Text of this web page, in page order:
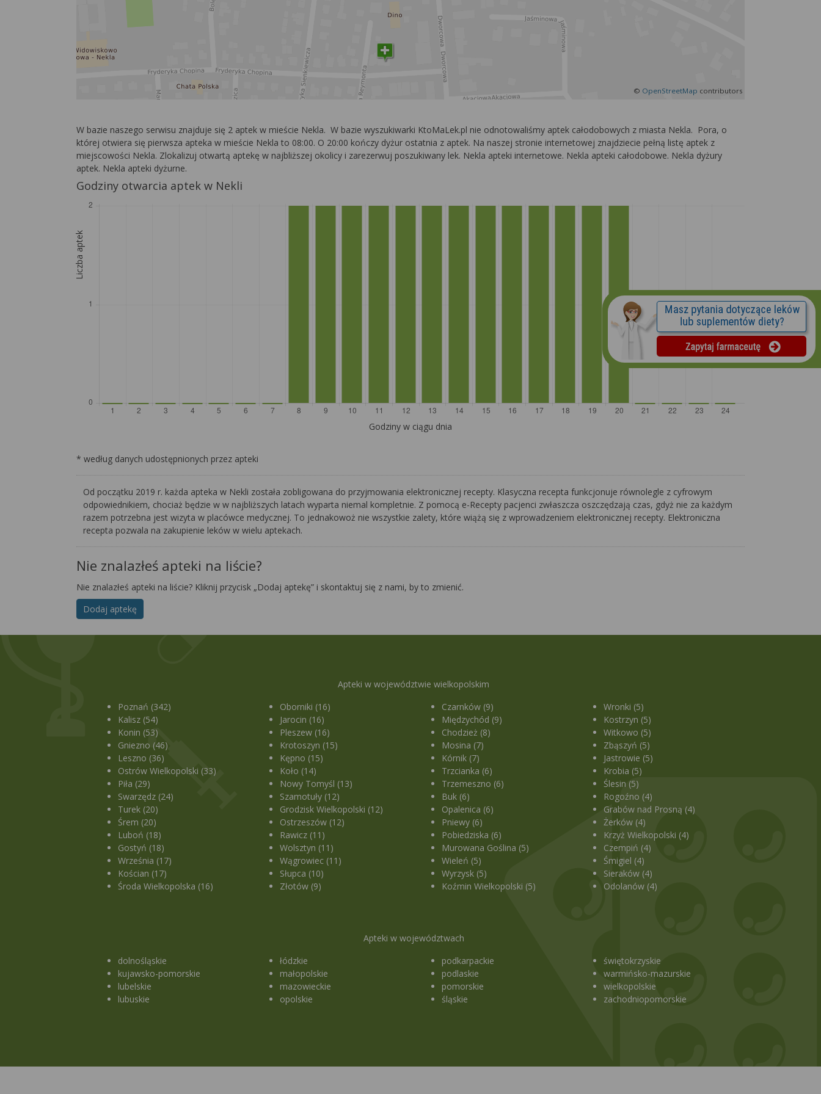
© OpenStreetMap contributors
W bazie naszego serwisu znajduje się 2 aptek w mieście Nekla. W bazie wyszukiwarki KtoMaLek.pl nie odnotowaliśmy aptek całodobowych z miasta Nekla. Pora, o
której otwiera się pierwsza apteka w mieście Nekla to 08:00. O 20:00 kończy dyżur ostatnia z aptek. Na naszej stronie internetowej znajdziecie pełną listę aptek z
miejscowości Nekla. Zlokalizuj otwartą aptekę w najbliższej okolicy i zarezerwuj poszukiwany lek. Nekla apteki internetowe. Nekla apteki całodobowe. Nekla dyżury
aptek. Nekla apteki dyżurne.
Godziny otwarcia aptek w Nekli
Liczba aptek
Godziny w ciągu dnia
* według danych udostępnionych przez apteki
Od początku 2019 r. każda apteka w Nekli została zobligowana do przyjmowania elektronicznej recepty. Klasyczna recepta funkcjonuje równolegle z cyfrowym
odpowiednikiem, chociaż będzie w w najbliższych latach wyparta niemal kompletnie. Z pomocą e-Recepty pacjenci zwłaszcza oszczędzają czas, gdyż nie za każdym
razem potrzebna jest wizyta w placówce medycznej. To jednakowoż nie wszystkie zalety, które wiążą się z wprowadzeniem elektronicznej recepty. Elektroniczna
recepta pozwala na zakupienie leków w wielu aptekach.
Nie znalazłeś apteki na liście?
Nie znalazłeś apteki na liście? Kliknij przycisk „Dodaj aptekę” i skontaktuj się z nami, by to zmienić.
Dodaj aptekę
Apteki w województwie wielkopolskim
Poznań (342)
Kalisz (54)
Konin (53)
Gniezno (46)
Leszno (36)
Ostrów Wielkopolski (33)
Piła (29)
Swarzędz (24)
Turek (20)
Śrem (20)
Luboń (18)
Gostyń (18)
Września (17)
Kościan (17)
Środa Wielkopolska (16)
Oborniki (16)
Jarocin (16)
Pleszew (16)
Krotoszyn (15)
Kępno (15)
Koło (14)
Nowy Tomyśl (13)
Szamotuły (12)
Grodzisk Wielkopolski (12)
Ostrzeszów (12)
Rawicz (11)
Wolsztyn (11)
Wągrowiec (11)
Słupca (10)
Złotów (9)
Czarnków (9)
Międzychód (9)
Chodzież (8)
Mosina (7)
Kórnik (7)
Trzcianka (6)
Trzemeszno (6)
Buk (6)
Opalenica (6)
Pniewy (6)
Pobiedziska (6)
Murowana Goślina (5)
Wieleń (5)
Wyrzysk (5)
Koźmin Wielkopolski (5)
Wronki (5)
Kostrzyn (5)
Witkowo (5)
Zbąszyń (5)
Jastrowie (5)
Krobia (5)
Ślesin (5)
Rogoźno (4)
Grabów nad Prosną (4)
Żerków (4)
Krzyż Wielkopolski (4)
Czempiń (4)
Śmigiel (4)
Sieraków (4)
Odolanów (4)
Apteki w województwach
dolnośląskie
kujawsko-pomorskie
lubelskie
lubuskie
łódzkie
małopolskie
mazowieckie
opolskie
podkarpackie
podlaskie
pomorskie
śląskie
świętokrzyskie
warmińsko-mazurskie
wielkopolskie
zachodniopomorskie